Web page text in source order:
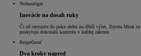
Technológie
Inovácie na dosah ruky
Či už cestujete do práce alebo na dlhší výlet, Toyota Mirai
poskytuje dokonalú kontrolu v každej zákrute.
Bezpečnosť
Dva kroky napred